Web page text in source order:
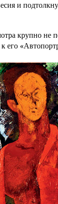
и
крупно не
его